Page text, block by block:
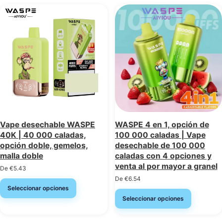
Vape desechable WASPE
40K | 40 000 caladas,
opción doble, gemelos,
malla doble
De €5.43
Seleccionar opciones
WASPE 4 en 1, opción de
100 000 caladas | Vape
desechable de 100 000
caladas con 4 opciones y
venta al por mayor a granel
De €6.54
Seleccionar opciones